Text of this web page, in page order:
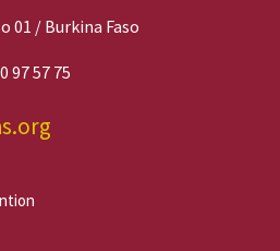
01 / Burkina Faso
97 57 75